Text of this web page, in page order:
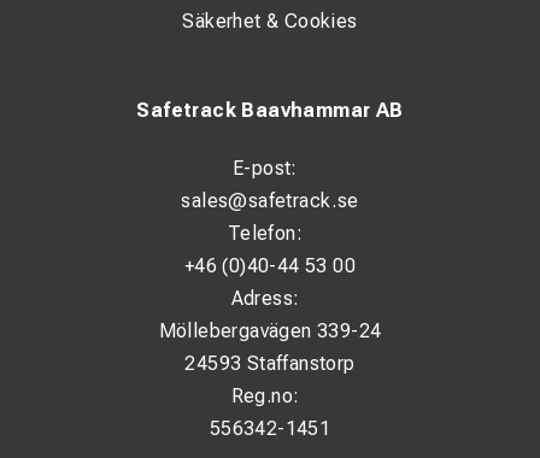
Safetrack Baavhammar AB
E-post:
sales@safetrack.se
Telefon:
+46 (0)40-44 53 00
Adress:
Möllebergavägen 339-24
24593 Staffanstorp
Reg.no:
556342-1451
Säkerhet & Cookies